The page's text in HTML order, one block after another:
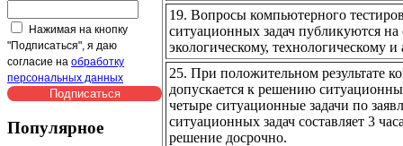
Нажимая на кнопку
"Подписаться", я даю
согласие на обработку
персональных данных
Популярное
19. Вопросы компьютерного
ситуационных задач публикуются
экологическому, технологическому
25. При положительном результате
допускается к решению
четыре ситуационные задачи по
ситуационных задач составляет 3
решение досрочно.